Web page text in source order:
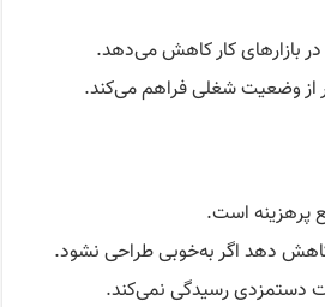
در بازارهای کار کاهش می‌دهد.
از وضعیت شغلی فراهم می‌کند.
پرهزینه است.
دهد اگر به‌خوبی طراحی نشود.
دستمزدی رسیدگی نمی‌کند.